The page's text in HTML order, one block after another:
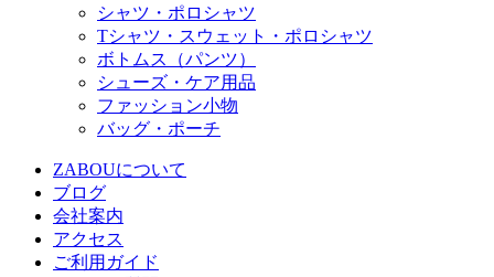
シャツ・ポロシャツ
Tシャツ・スウェット・ポロシャツ
ボトムス（パンツ）
シューズ・ケア用品
ファッション小物
バッグ・ポーチ
ZABOUについて
ブログ
会社案内
アクセス
ご利用ガイド